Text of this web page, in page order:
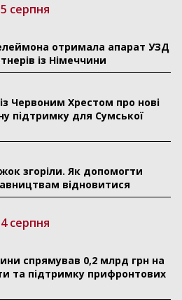
5 серпня
отримала апарат УЗД
із Німеччини
Червоним Хрестом про нові
підтримку для Сумської
згоріли. Як допомогти
відновитися
4 серпня
спрямував 0,2 млрд грн на
та підтримку прифронтових